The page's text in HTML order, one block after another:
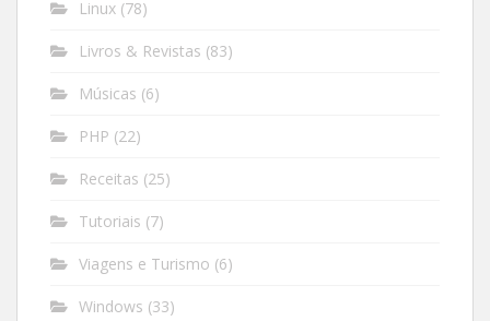
Linux (78)
Livros & Revistas (83)
Músicas (6)
PHP (22)
Receitas (25)
Tutoriais (7)
Viagens e Turismo (6)
Windows (33)